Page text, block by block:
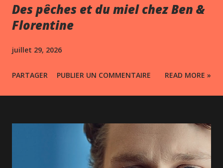
Des pêches et du miel chez Ben &
Florentine
juillet 29, 2026
PARTAGER PUBLIER UN COMMENTAIRE READ MORE »